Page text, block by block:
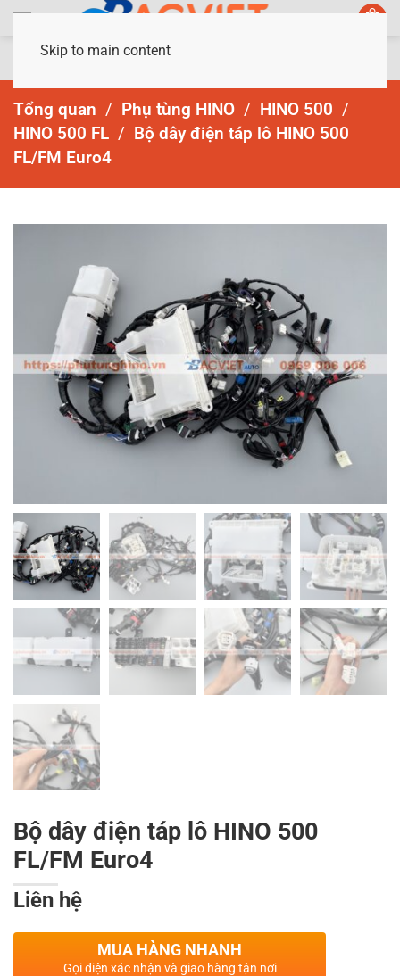
Skip to main content
Tổng quan Phụ tùng HINO
HINO 500
HINO 500 FL
Bộ dây điện táp lô HINO 500
FL/FM Euro4
Bộ dây điện táp lô HINO 500
FL/FM Euro4
Liên hệ
MUA HÀNG NHANH
Gọi điện xác nhận và giao hàng tận nơi